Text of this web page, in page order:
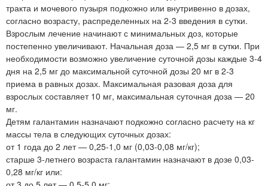
тракта и мочевого пузыря подкожно или внутривенно в дозах,
согласно возрасту, распределенных на 2-3 введения в сутки.
Взрослым лечение начинают с минимальных доз, которые
постепенно увеличивают. Начальная доза — 2,5 мг в сутки. При
необходимости возможно увеличение суточной дозы каждые 3-4
дня на 2,5 мг до максимальной суточной дозы 20 мг в 2-3
приема в равных дозах. Максимальная разовая доза для
взрослых составляет 10 мг, максимальная суточная доза — 20
мг.
Детям галантамин назначают подкожно согласно расчету на кг
массы тела в следующих суточных дозах:
от 1 года до 2 лет — 0,25-1,0 мг (0,03-0,08 мг/кг);
старше 3-летнего возраста галантамин назначают в дозе 0,03-
0,28 мг/кг или: